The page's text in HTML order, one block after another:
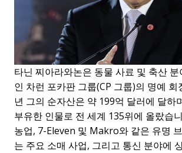
타닌 찌아라와논은 동물 사료 및 축산
인 차런 포카판 그룹(CP 그룹)의 명예 회
년 그의 순자산은 약 199억 달러에 달하
부유한 인물로 전 세계 135위에 올랐습
농업, 7-Eleven 및 Makro와 같은 유명
는 주요 소매 사업, 그리고 통신 분야에